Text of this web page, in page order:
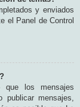
y enviados
el Panel de Control
que los mensajes
mensajes,